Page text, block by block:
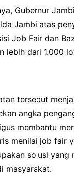
Gubernur
Jambi atas
Job Fair dan
lebih dari 1.000
tersebut
angka
membantu
menilai job fair
solusi yang
masyarakat.